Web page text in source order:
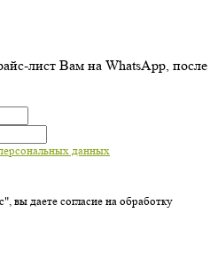
лист Вам на WhatsApp, после
данных
вы даете согласие на обработку